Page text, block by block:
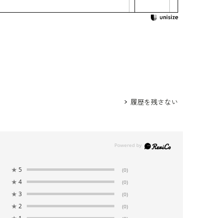
履歴を残さない
★ 5 (0)
★ 4 (0)
★ 3 (0)
★ 2 (0)